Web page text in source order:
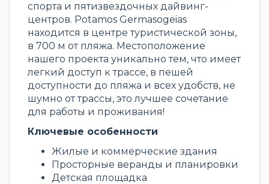
спорта и пятизвездочных дайвинг-
центров. Potamos Germasogeias
находится в центре туристической зоны,
в 700 м от пляжа. Местоположение
нашего проекта уникально тем, что имеет
легкий доступ к трассе, в пешей
доступности до пляжа и всех удобств, не
шумно от трассы, это лучшее сочетание
для работы и проживания!
Ключевые особенности
Жилые и коммерческие здания
Просторные веранды и планировки
Детская площадка